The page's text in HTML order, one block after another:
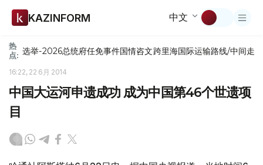
KAZINFORM 中文
热
点: 选举-2026总统府任免事件国情咨文跨里海国际运输路线/中间走廊
16:22, 22 6月 2014
中国大运河申遗成功 成为中国第46个世遗项
目